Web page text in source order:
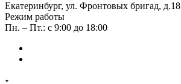
Екатеринбург, ул. Фронтовых бригад, д.18
Режим работы
Пн. – Пт.: с 9:00 до 18:00